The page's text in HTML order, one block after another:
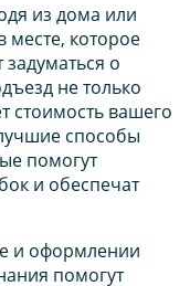
из дома или
месте, которое
о
не только
стоимость вашего
способы
помогут
и обеспечат
и оформлении
помогут